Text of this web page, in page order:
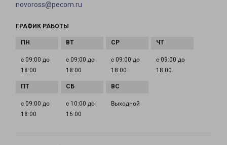
novoross@pecom.ru
ГРАФИК РАБОТЫ
с 09:00 до
18:00
с 09:00 до
18:00
с 09:00 до
18:00
с 09:00 до
18:00
с 09:00 до
18:00
с 10:00 до
16:00
Выходной